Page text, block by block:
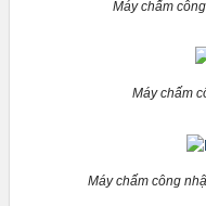
Máy chấm
Máy chấm
Máy chấm công